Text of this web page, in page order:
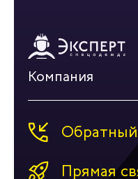
Компания
Прямая